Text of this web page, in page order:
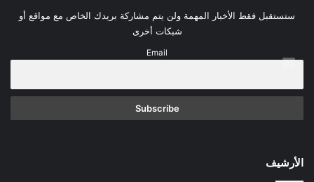
ستستقبل فقط الأخبار المهمة ولن يتم مشاركة بريدك الخاص مع مواقع أو
شبكات أخرى
Email
الأرشيف